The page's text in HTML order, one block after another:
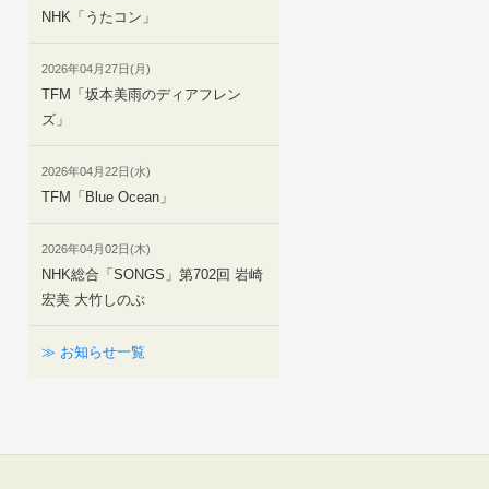
NHK「うたコン」
2026年04月27日(月)
TFM「坂本美雨のディアフレン
ズ」
2026年04月22日(水)
TFM「Blue Ocean」
2026年04月02日(木)
NHK総合「SONGS」第702回 岩崎
宏美 大竹しのぶ
≫ お知らせ一覧